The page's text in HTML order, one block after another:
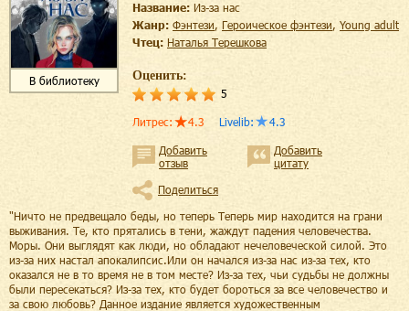
В библиотеку
Название: Из-за нас
Жанр:
фэнтези, героическое фэнтези,
young adult
Чтец:
Наталья Терешкова
Оценить:
5
Литрес: 4.3 Livelib: 4.3
Добавить
отзыв
Добавить
цитату
Поделиться
"Ничто не предвещало беды, но теперь Теперь мир находится на грани
выживания. Те, кто прятались в тени, жаждут падения человечества.
Моры. Они выглядят как люди, но обладают нечеловеческой силой. Это
из-за них настал апокалипсис.Или он начался из-за нас из-за тех, кто
оказался не в то время не в том месте? Из-за тех, чьи судьбы не должны
были пересекаться? Из-за тех, кто будет бороться за все человечество и
за свою любовь? Данное издание является художественным